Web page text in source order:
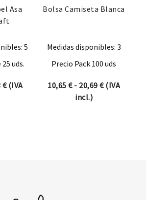
Asa
5
uds.
€Rango de precios: desde 6,96 € hasta
(IVA
Bolsa Camiseta Blanca
Medidas disponibles: 3
Precio Pack 100 uds
10,65 € - 20,69 €Rango de
(IVA
incl.)